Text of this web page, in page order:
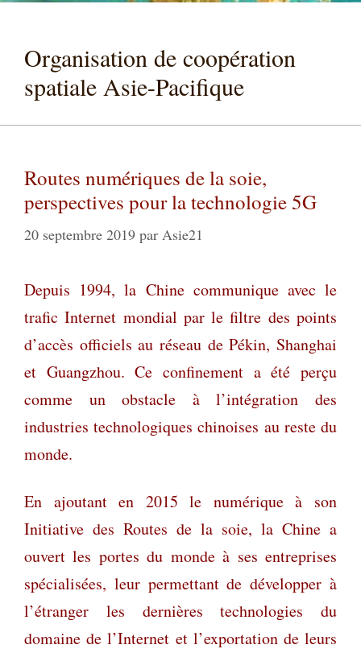
Organisation de coopération
spatiale Asie-Pacifique
Routes numériques de la soie,
perspectives pour la technologie 5G
20 septembre 2019 par Asie21
Depuis 1994, la Chine communique avec le
trafic Internet mondial par le filtre des points
d’accès officiels au réseau de Pékin, Shanghai
et Guangzhou. Ce confinement a été perçu
comme un obstacle à l’intégration des
industries technologiques chinoises au reste du
monde.
En ajoutant en 2015 le numérique à son
Initiative des Routes de la soie, la Chine a
ouvert les portes du monde à ses entreprises
spécialisées, leur permettant de développer à
l’étranger les dernières technologies du
domaine de l’Internet et l’exportation de leurs